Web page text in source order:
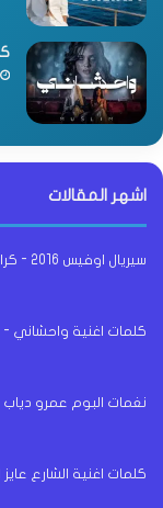
اشهر المقالات
سيريال اوفيس 2016 - كراك اوفيس 2016
كلمات اغنية واحشاني -
نغمات البوم عمرو دياب
كلمات اغنية الشارع عايز A - ويجز وليجي-سي 2026